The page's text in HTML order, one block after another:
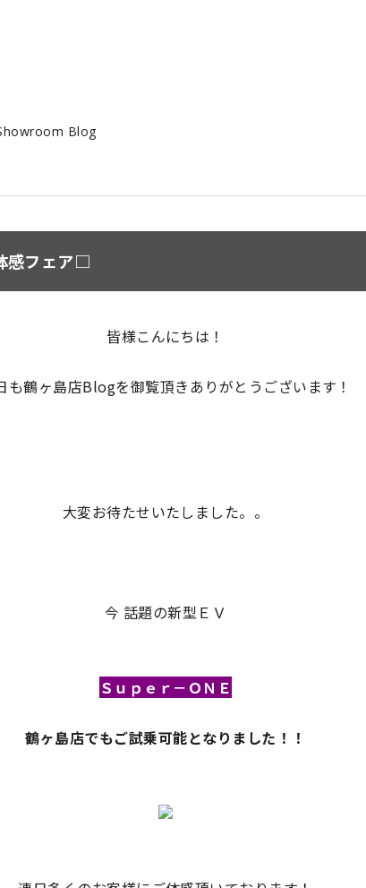
Blog
感フェア□
皆様こんにちは！
も鶴ヶ島店Blogを御覧頂きありがとうございます！
大変お待たせいたしました。。
今 話題の新型ＥＶ
Ｓｕｐｅｒ－ＯＮＥ
鶴ヶ島店でもご試乗可能となりました！！